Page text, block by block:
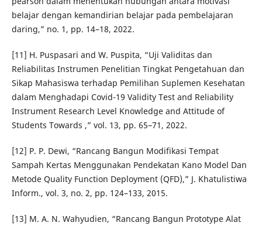
belajar dengan kemandirian belajar pada pembelajaran
daring,” no. 1, pp. 14–18, 2022.
[11] H. Puspasari and W. Puspita, “Uji Validitas dan
Reliabilitas Instrumen Penelitian Tingkat Pengetahuan dan
Sikap Mahasiswa terhadap Pemilihan Suplemen Kesehatan
dalam Menghadapi Covid-19 Validity Test and Reliability
Instrument Research Level Knowledge and Attitude of
Students Towards ,” vol. 13, pp. 65–71, 2022.
[12] P. P. Dewi, “Rancang Bangun Modifikasi Tempat
Sampah Kertas Menggunakan Pendekatan Kano Model Dan
Metode Quality Function Deployment (QFD),” J. Khatulistiwa
Inform., vol. 3, no. 2, pp. 124–133, 2015.
[13] M. A. N. Wahyudien, “Rancang Bangun Prototype Alat